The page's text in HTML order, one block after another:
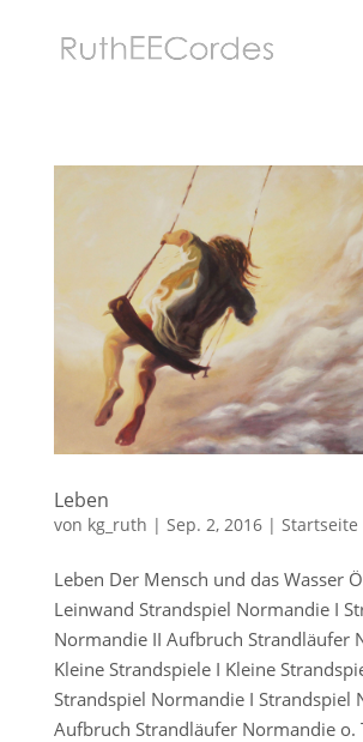
Leben
von kg_ruth | Sep. 2, 2016| Startseite
Leben Der Mensch und das Wasser
Leinwand Strandspiel Normandie I
Normandie II Aufbruch Strandläufer
Kleine Strandspiele I Kleine
Strandspiel Normandie I Strandspiel
Aufbruch Strandläufer Normandie o.